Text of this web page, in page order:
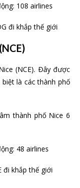
108 airlines
đi khắp thế giới
(NCE). Đây được
là các thành phố
thành phố Nice 6
48 airlines
đi khắp thế giới